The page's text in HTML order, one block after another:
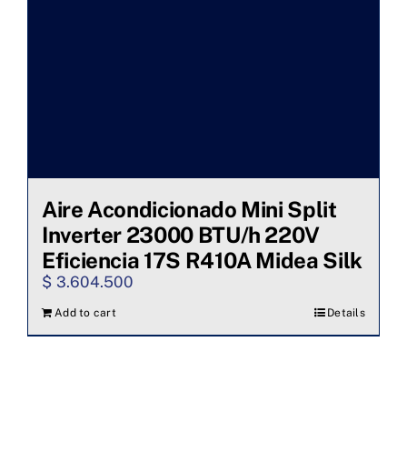
Aire Acondicionado Mini Split
Inverter 23000 BTU/h 220V
Eficiencia 17S R410A Midea Silk
$ 3.604.500
Add to cart Details